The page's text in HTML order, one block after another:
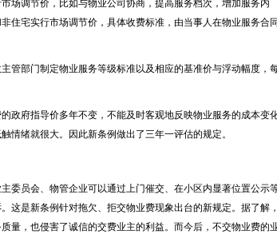
场调节价，比如与物业公司协商，提高服务档次，增加服务内
住宅实行市场调节价，具体收费标准，由当事人在物业服务合同
管部门制定物业服务等级标准以及相应的基准价与浮动幅度，
政府指导价多年不变，不能及时客观地反映物业服务的成本变
情绪就很大。因此新条例做出了三年一评估的规定。
委员会、物管企业可以通过上门催交、在小区内显著位置公示
这是新条例针对拖欠、拒交物业费现象出台的新规定。据了解，
量，也侵害了诚信的交费业主的利益。而今后，不交物业费的